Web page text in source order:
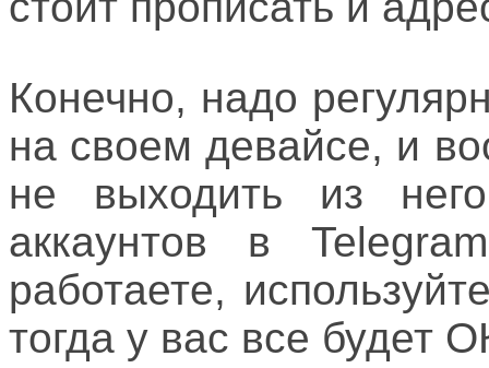
Конечно, надо
на своем девайсе, и
не выходить из
аккаунтов в
работаете,
тогда у вас все будет